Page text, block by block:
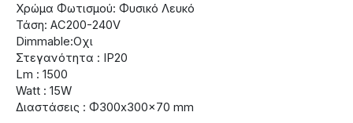
Χρώμα Φωτισμού: Φυσικό Λευκό
Τάση: AC200-240V
Dimmable:Οχι
Στεγανότητα : IP20
Lm : 1500
Watt : 15W
Διαστάσεις : Φ300x300x70 mm